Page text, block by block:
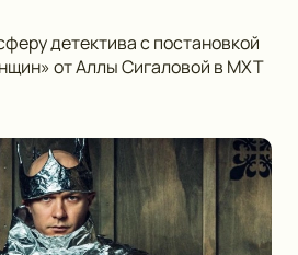
детектива с постановкой
от Аллы Сигаловой в МХТ